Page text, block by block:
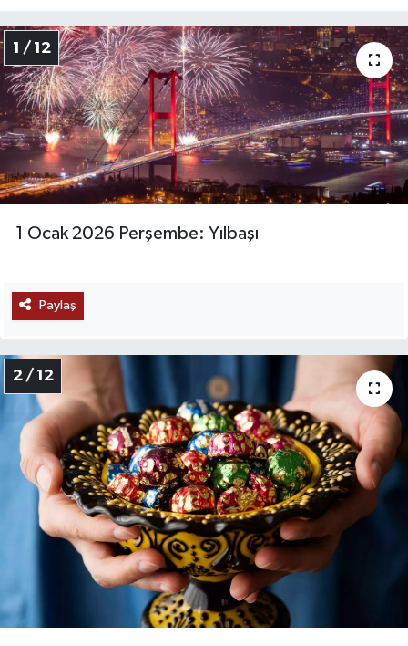
1 / 12
1 Ocak 2026 Perşembe: Yılbaşı
Paylaş
2 / 12